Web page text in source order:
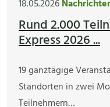
18.05.2026
Rund 2.000
Express 2026 ...
19 ganztägige
Standorten in zwei
Teilnehmern…